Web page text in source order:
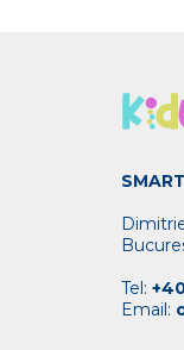
Tel:
Email: